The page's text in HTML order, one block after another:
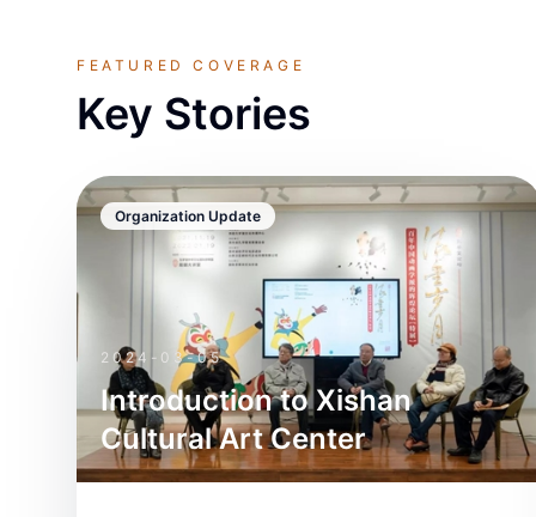
FEATURED COVERAGE
Key Stories
Organization Update
2024-03-05
Introduction to Xishan
Cultural Art Center